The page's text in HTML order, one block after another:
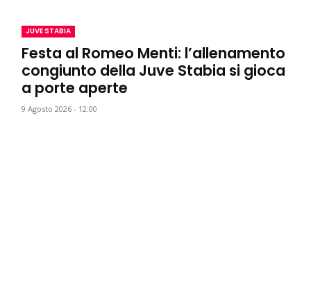
JUVE STABIA
Festa al Romeo Menti: l’allenamento
congiunto della Juve Stabia si gioca
a porte aperte
9 Agosto 2026 - 12:00